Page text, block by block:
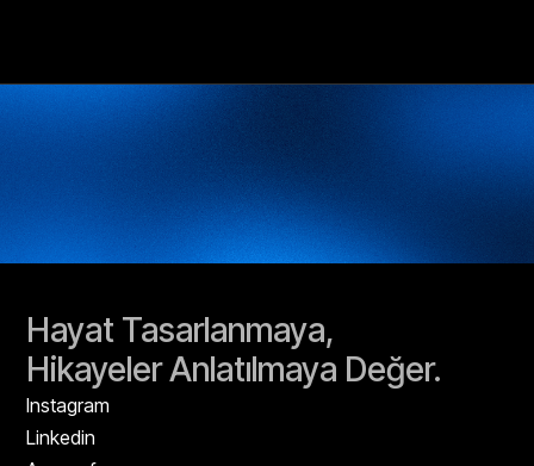
Hayat Tasarlanmaya,
Hikayeler Anlatılmaya Değer.
Instagram
Linkedin